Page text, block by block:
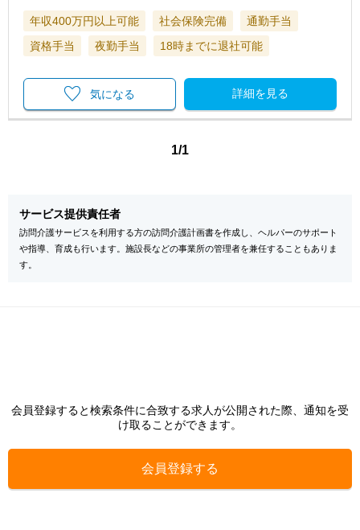
年収400万円以上可能 社会保険完備
通勤手当
資格手当
夜勤手当 18時までに退社可能
詳細を見る
気になる
1/1
サービス提供責任者
訪問介護サービスを利用する方の訪問介護計画書を作成し、ヘルパーのサポート
や指導、育成も行います。施設長などの事業所の管理者を兼任することもありま
す。
会員登録すると検索条件に合致する求人が公開された際、通知を受
け取ることができます。
会員登録する